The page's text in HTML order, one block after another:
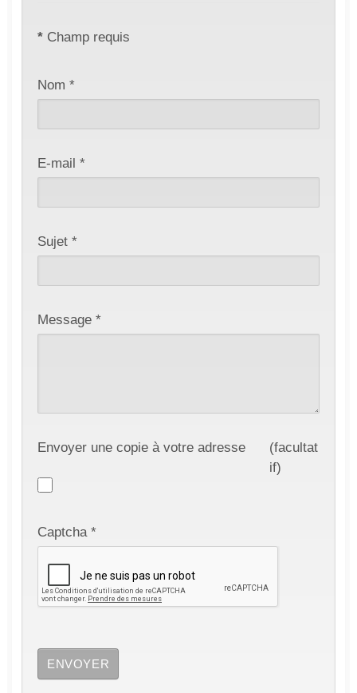
*Champ requis
Nom *
E-mail *
Sujet*
Message*
Envoyer une copie à votre adresse
(facultat
if)
Captcha*
ENVOYER